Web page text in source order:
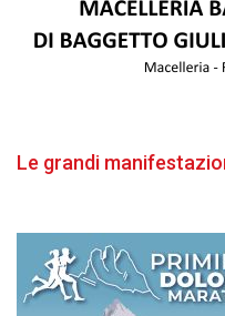
Le grandi